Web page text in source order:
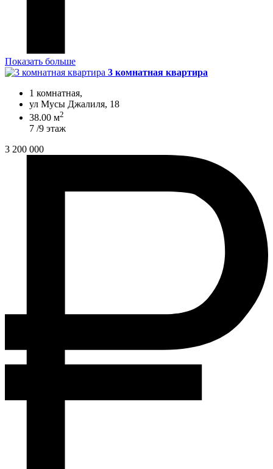
Показать больше
3 комнатная квартира
1 комнатная,
ул Мусы Джалиля, 18
38.00 м2
7 /9 этаж
3 200 000